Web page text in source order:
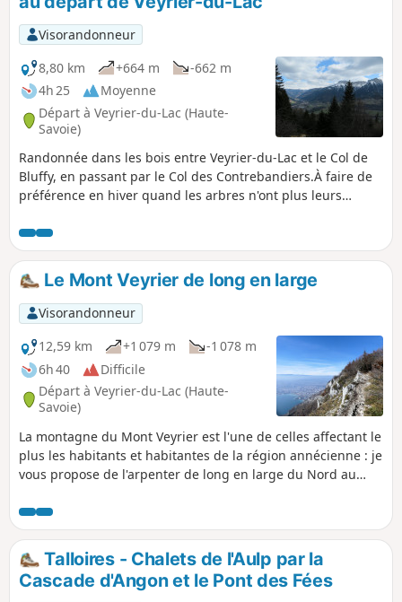
et par temps humide. À réserver aux marcheurs
à l'aise avec l'exposition.
Visorandonneur
8,80 km
+664 m
-662 m
4h 25
Moyenne
Départ à Veyrier-du-Lac (Haute-
Savoie)
Randonnée dans les bois entre Veyrier-du-Lac et le Col de
Bluffy, en passant par le Col des Contrebandiers.À faire de
préférence en hiver quand les arbres n'ont plus leurs
d'Annec_8_y. ⚠️ Un arrêté pris par les communes d’Annecy et
de Veyrier-du-Lac interdit l'accès aux véhicules motorisés
d’accéder au Col des Contrebandiers et au Pré Vernet.
Le Mont Veyrier de long en large
Visorandonneur
12,59 km
+1 079 m
-1 078 m
6h 40
Difficile
Départ à Veyrier-du-Lac (Haute-
Savoie)
La montagne du Mont Veyrier est l'une de celles affectant le
plus les habitants et habitantes de la région annécienne : je
vous propose de l'arpenter de long en large du Nord au
délicats : informations ci-dessous. ⚠️ Un arrêté pris par les
communes d’Annecy et de Veyrier-du-Lac interdit l'accès aux
véhicules motorisés d’accéder au Col des Contrebandiers et
au Pré Vernet.
Talloires - Chalets de l'Aulp par la
Cascade d'Angon et le Pont des Fées